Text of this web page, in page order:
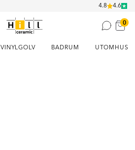
4.8 4.6
0
VINYLGOLV BADRUM UTOMHUS